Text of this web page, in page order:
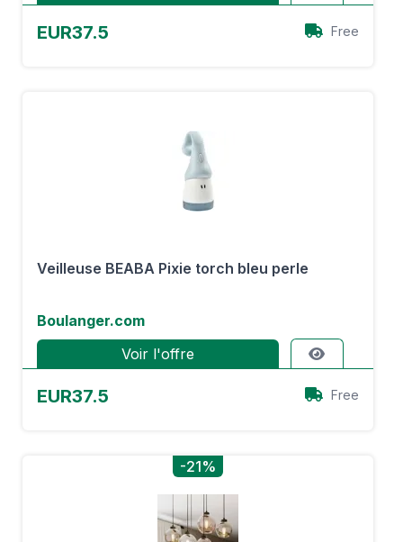
EUR37.5 Free
Veilleuse BEABA Pixie torch bleu perle
Boulanger.com
Voir l'offre
EUR37.5 Free
-21%